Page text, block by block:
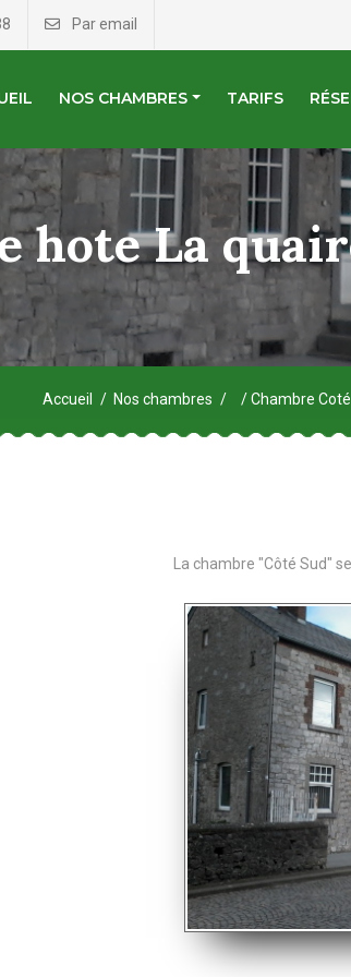
Par email
NOS CHAMBRES TARIFS
hote La
Accueil Nos chambres Chambre
La chambre "Côté Sud"